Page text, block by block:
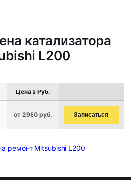
катализатора
L200
Цена в Руб.
от 2980 руб. Записаться
ремонт Mitsubishi L200